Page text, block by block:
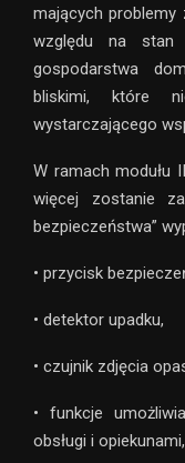
mających
względu na stan
gospodarstwa
bliskimi, które
wystarczającego
W ramach modułu
więcej zostanie
bezpieczeństwa”
• przycisk
• detektor upadku,
• czujnik zdjęcia
• funkcje
obsługi i opiekunami,